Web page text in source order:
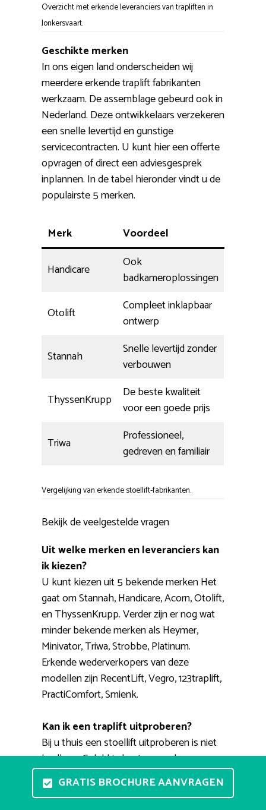
Overzicht met erkende leveranciers van trapliften in
Jonkersvaart.
Geschikte merken
In ons eigen land onderscheiden wij
meerdere erkende traplift fabrikanten
werkzaam. De assemblage gebeurd ook in
Nederland. Deze ontwikkelaars verzekeren
een snelle levertijd en gunstige
servicecontracten. U kunt hier een offerte
opvragen of direct een adviesgesprek
inplannen. In de tabel hieronder vindt u de
populairste 5 merken.
Merk Voordeel
Handicare
Ook
badkameroplossingen
Otolift
Compleet inklapbaar
ontwerp
Stannah
Snelle levertijd zonder
verbouwen
ThyssenKrupp
De beste kwaliteit
voor een goede prijs
Triwa
Professioneel,
gedreven en familiair
Vergelijking van erkende stoellift-fabrikanten.
Bekijk de veelgestelde vragen
Uit welke merken en leveranciers kan
ik kiezen?
U kunt kiezen uit 5 bekende merken Het
gaat om Stannah, Handicare, Acorn, Otolift,
en ThyssenKrupp. Verder zijn er nog wat
minder bekende merken als Heymer,
Minivator, Triwa, Strobbe, Platinum.
Erkende wederverkopers van deze
modellen zijn RecentLift, Vegro, 123traplift,
PractiComfort, Smienk.
Kan ik een traplift uitproberen?
Bij u thuis een stoellift uitproberen is niet
haalbaar. Gelukkig bestaan er showrooms
waar u meerdere modellen kunt zien en
waar u verschillende opties kunt
GRATIS BROCHURE AANVRAGEN